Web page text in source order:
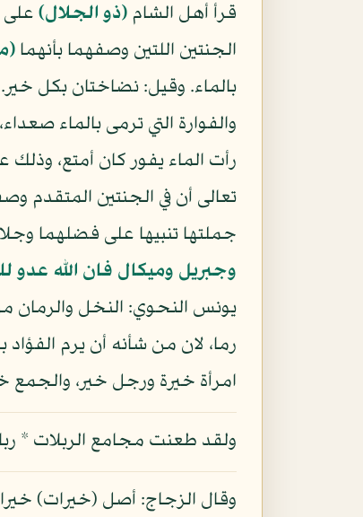
قرأ أهل الشام (ذو الجلال) على
الجنتين اللتين وصفهما بأنهما
بالماء. وقيل: نضاختان بكل
والفوارة التي ترمى بالماء
رأت الماء يفور كان أمتع،
تعالى أن في الجنتين المتقدم
جملتها تنبيها على فضلهما
وجبريل وميكال فان الله عدو
يونس النحوي: النخل والرمان
رما، لان من شأنه أن يرم الفؤاد
امرأة خيرة ورجل خير، والجمع
ولقد طعنت مجامع الربلات *
وقال الزجاج: أصل (خيرات)